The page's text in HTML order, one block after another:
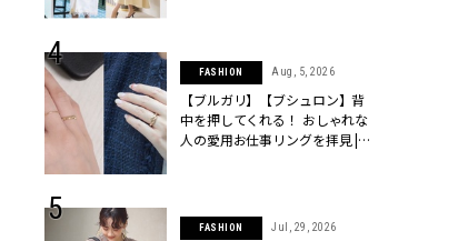
FASHION Aug, 5, 2026
【ブルガリ】【ブシュロン】背
中を押してくれる！ おしゃれな
人の愛用お仕事リングを拝見 |
FASHION Jul, 29, 2026